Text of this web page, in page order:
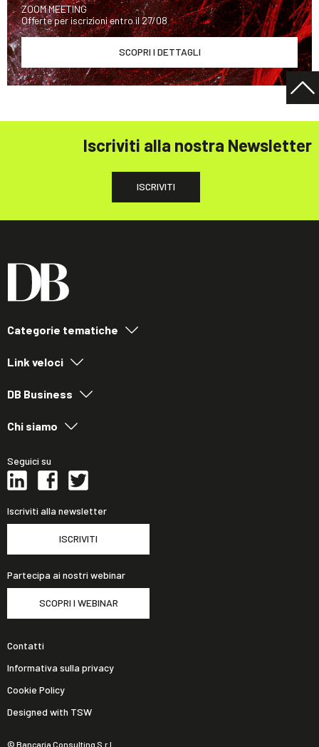
ZOOM MEETING
Offerte per iscrizioni entro il 27/08
SCOPRI I DETTAGLI
Iscriviti alla nostra Newsletter
ISCRIVITI
Categorie tematiche
Link veloci
DB Business
Chi siamo
Seguici su
Iscriviti alla newsletter
ISCRIVITI
Partecipa ai nostri webinar
SCOPRI I WEBINAR
© Bancaria Consulting S.r.l.
Contatti
Informativa sulla privacy
Cookie Policy
Designed with TSW